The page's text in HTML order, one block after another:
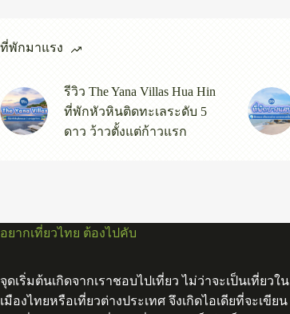
ที่พักมาแรง
รีวิว The Yana Villas Hua Hin
ที่พักหัวหินติดทะเลระดับ 5
ดาว ว้าวตั้งแต่ก้าวแรก
อยากเที่ยวไทย ต้องไปคับ
จุดเริ่มต้นเกิดจากเราชอบไปเที่ยว ไม่ว่าจะเป็นเที่ยวใน
เมืองไทยหรือเที่ยวต่างประเทศ จึงเกิดไอเดียที่จะเขียน